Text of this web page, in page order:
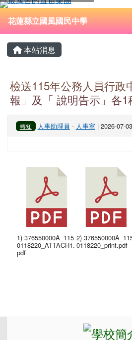
跳至主內容區
花蓮縣立國風國民
導覽列
花蓮縣立國風國民中學
主內容區域
本站消息
檢送115年公務人員行政
報」及「 說明告示」各1
轉知 人事助理員 - 人事室 | 2026-07-
1) 376550000A_115
0118220_ATTACH1.
pdf
2)
0118220_print.pdf
頁尾區域